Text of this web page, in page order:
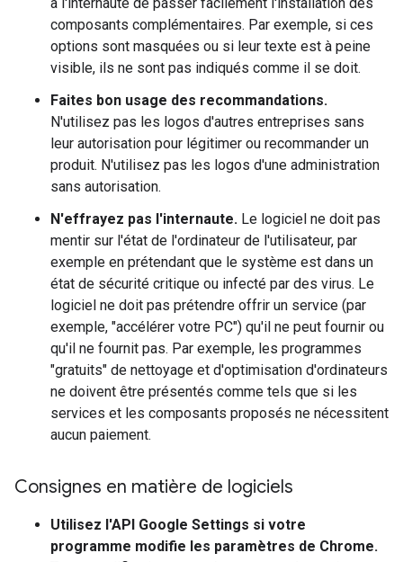
composants complémentaires. Par exemple, si ces
options sont masquées ou si leur texte est à peine
visible, ils ne sont pas indiqués comme il se doit.
Faites bon usage des recommandations.
N'utilisez pas les logos d'autres entreprises sans
leur autorisation pour légitimer ou recommander un
produit. N'utilisez pas les logos d'une administration
sans autorisation.
N'effrayez pas l'internaute. Le logiciel ne doit pas
mentir sur l'état de l'ordinateur de l'utilisateur, par
exemple en prétendant que le système est dans un
état de sécurité critique ou infecté par des virus. Le
logiciel ne doit pas prétendre offrir un service (par
exemple, "accélérer votre PC") qu'il ne peut fournir ou
qu'il ne fournit pas. Par exemple, les programmes
"gratuits" de nettoyage et d'optimisation d'ordinateurs
ne doivent être présentés comme tels que si les
services et les composants proposés ne nécessitent
aucun paiement.
Consignes en matière de logiciels
Utilisez l'API Google Settings si votre
programme modifie les paramètres de Chrome.